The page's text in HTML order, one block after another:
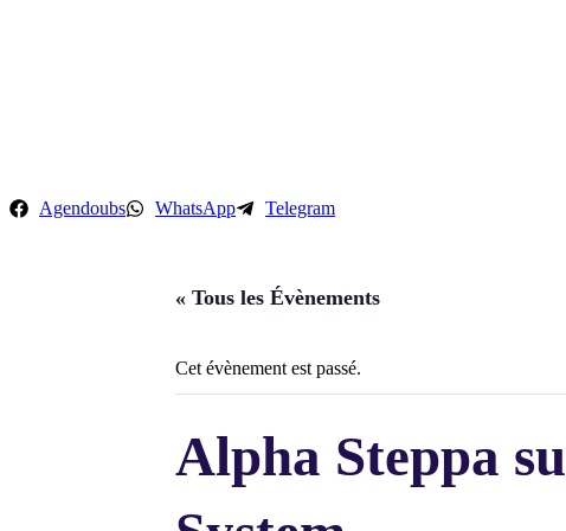
Agendoubs
WhatsApp Telegram
« Tous les Évènements
Cet évènement est passé.
Alpha Steppa